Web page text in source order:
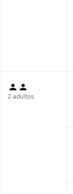
2 adultos